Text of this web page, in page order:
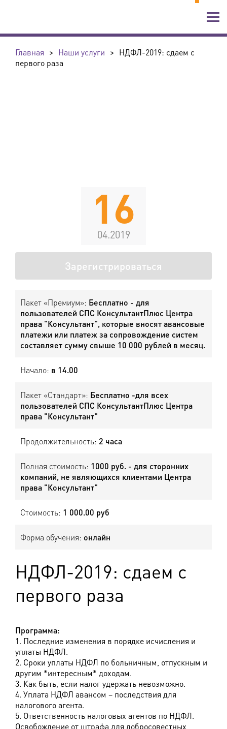
Главная > Наши услуги > НДФЛ-2019: сдаем с
первого раза
16
04.2019
Зарегистрироваться
Пакет «Премиум»: Бесплатно - для
пользователей СПС КонсультантПлюс Центра
права "Консультант", которые вносят авансовые
платежи или платеж за сопровождение систем
составляет сумму свыше 10 000 рублей в месяц.
Начало: в 14.00
Пакет «Стандарт»: Бесплатно -для всех
пользователей СПС КонсультантПлюс Центра
права "Консультант"
Продолжительность: 2 часа
Полная стоимость: 1000 руб. - для сторонних
компаний, не являющихся клиентами Центра
права "Консультант"
Стоимость: 1 000.00 руб
Форма обучения: онлайн
НДФЛ-2019: сдаем с
первого раза
Программа:
1. Последние изменения в порядке исчисления и
уплаты НДФЛ.
2. Сроки уплаты НДФЛ по больничным, отпускным и
другим *интересным* доходам.
3. Как быть, если налог удержать невозможно.
4. Уплата НДФЛ авансом – последствия для
налогового агента.
5. Ответственность налоговых агентов по НДФЛ.
Освобождение от штрафа для добросовестных